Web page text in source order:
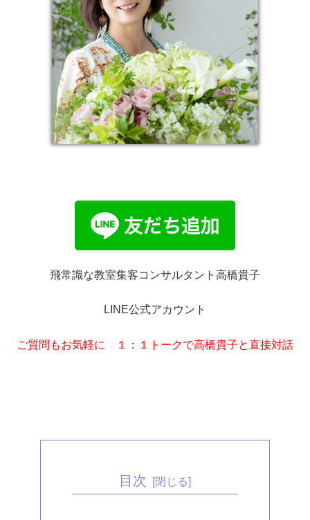
飛常識な教室集客コンサルタント高橋貴子
LINE公式アカウント
ご質問もお気軽に １：１トークで高橋貴子と直接対話
目次